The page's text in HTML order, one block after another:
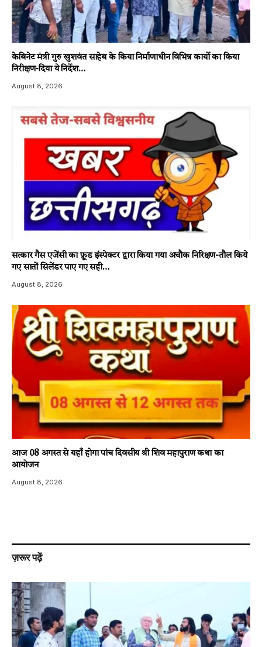
केबिनेट मंत्री गुरु खुशवंत साहेब के किया निर्माणाधीन विभिन्न कार्यो का किया
निरीक्षण-दिया ये निर्देश…
August 8, 2026
सत्कार गैस एजेंसी का फ़ूड इंस्पेक्टर द्वारा किया गया अचौक निरिक्षण-तौल किये
गए सातों सिलेंडर पाए गए सही…
August 8, 2026
आज 08 अगस्त से यहाँ होगा पांच दिवसीय श्री शिव महापुराण कथा का
आयोजन
August 8, 2026
ज़रूर पढ़ें